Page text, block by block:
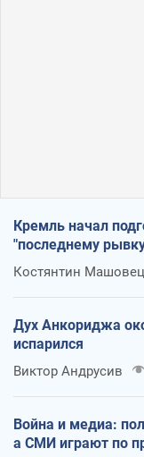
Кремль начал
"последнему
Костянтин
Дух Анкориджа
испарился
Виктор Андрусив
Война и медиа:
а СМИ играют по